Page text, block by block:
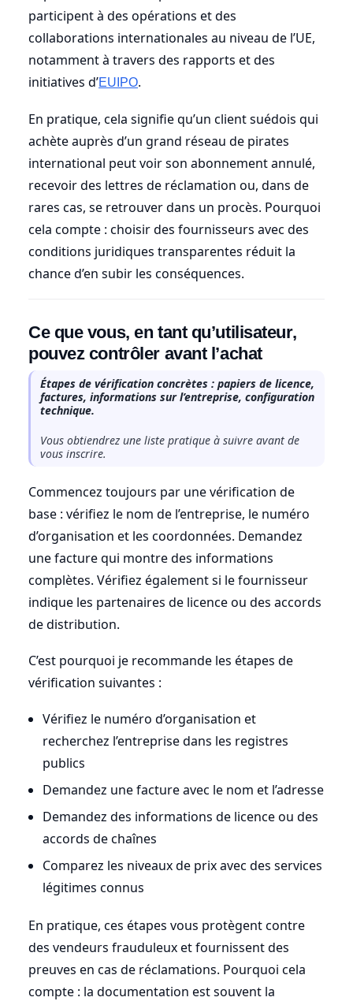
participent à des opérations et des
collaborations internationales au niveau de l’UE,
notamment à travers des rapports et des
initiatives d’EUIPO.
En pratique, cela signifie qu’un client suédois qui
achète auprès d’un grand réseau de pirates
international peut voir son abonnement annulé,
recevoir des lettres de réclamation ou, dans de
rares cas, se retrouver dans un procès. Pourquoi
cela compte : choisir des fournisseurs avec des
conditions juridiques transparentes réduit la
chance d’en subir les conséquences.
Ce que vous, en tant qu’utilisateur,
pouvez contrôler avant l’achat
Étapes de vérification concrètes : papiers de licence,
factures, informations sur l’entreprise, configuration
technique.
Vous obtiendrez une liste pratique à suivre avant de
vous inscrire.
Commencez toujours par une vérification de
base : vérifiez le nom de l’entreprise, le numéro
d’organisation et les coordonnées. Demandez
une facture qui montre des informations
complètes. Vérifiez également si le fournisseur
indique les partenaires de licence ou des accords
de distribution.
C’est pourquoi je recommande les étapes de
vérification suivantes :
Vérifiez le numéro d’organisation et
recherchez l’entreprise dans les registres
publics
Demandez une facture avec le nom et l’adresse
Demandez des informations de licence ou des
accords de chaînes
Comparez les niveaux de prix avec des services
légitimes connus
En pratique, ces étapes vous protègent contre
des vendeurs frauduleux et fournissent des
preuves en cas de réclamations. Pourquoi cela
compte : la documentation est souvent la